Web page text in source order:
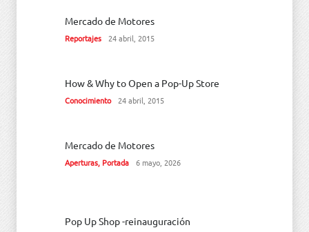
Mercado de Motores
Reportajes 24 abril, 2015
How & Why to Open a Pop-Up Store
Conocimiento 24 abril, 2015
Mercado de Motores
Aperturas, Portada 6 mayo, 2026
Pop Up Shop -reinauguración